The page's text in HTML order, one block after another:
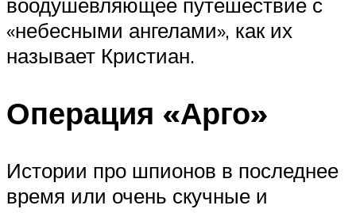
«небесными ангелами», как их
называет Кристиан.
Операция «Арго»
Истории про шпионов в последнее
время или очень скучные и